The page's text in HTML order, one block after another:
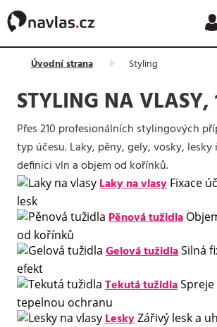
Úvodní strana Styling
STYLING NA
Přes 210 profesionálních stylingových
typ účesu. Laky, pěny, gely, vosky,
definici vln a objem od kořínků.
Laky na vlasy Fixace
lesk
Pěnová tužidla
od kořínků
Gelová tužidlaSilná
efekt
Tekutá tužidla
tepelnou ochranu
LeskyZářivý lesk a